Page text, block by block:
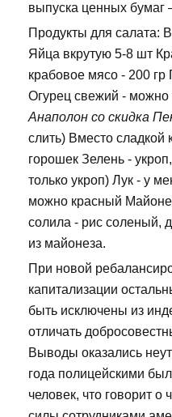
выпуска ценных бумаг
Продукты для салата:
Яйца вкрутую 5-8 шт
крабовое мясо - 200 гр
Огурец свежий - можно
Анаполон со скидка
слить) Вместо сладкой
горошек Зелень -
только укроп) Лук - у
можно красный
солила - рис соленый,
из майонеза.
При новой
капитализации
быть исключены из
отличать
Выводы оказались
года полицейскими
человек, что говорит